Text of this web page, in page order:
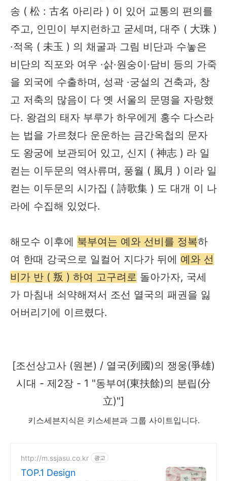
송 ( 松 : 古名 아리라 ) 이 있어 교통의 편의를
주고, 인민이 부지런하고 굳세며, 대주 ( 大珠 )
·적옥 ( 未玉 ) 의 채굴과 그림 비단과 수놓은
비단의 직포와 여우 ·삵·원숭이·담비 등의 가죽
을 외국에 수출하며, 성곽 ·궁설의 건축과, 창
고 저축의 많음이 다 옛 서울의 문명을 자랑했
다. 왕검의 태자 부루가 하우에게 홍수 다스라
는 법을 가르쳤다 운운하는 금간옥첩의 문자
도 왕궁에 보관되어 있고, 신지 ( 神志 ) 라 일
컫는 이두문의 역사류며, 풍월 ( 風月 ) 이라 일
컫는 이두문의 시가집 ( 詩歌集 ) 도 대개 이 나
라에 수집해 있었다.
해모수 이후에 북부여는 예와 선비를 정복하
여 한때 강국으로 일컬어 지다가 뒤에 예와 선
비가 반 ( 叛 ) 하여 고구려로 돌아가자, 국세
가 마침내 쇠약해져서 조선 열국의 패권을 잃
어버리기에 이르렸다.
[조선상고사 (원본) / 열국(列國)의 쟁웅(爭雄)
시대 - 제2장 - 1 "동부여(東扶餘)의 분립(分
立)"]
키스세븐지식은 키스세븐과 그룹 사이트입니다.
http://m.ssjasu.co.kr 광고
TOP.1 Design